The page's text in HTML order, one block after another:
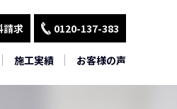
請求 0120-137-383
施工実績 お客様の声